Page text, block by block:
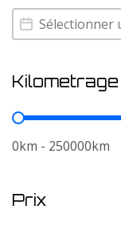
Annee
Annee
Kilometrage
Kilometrage
0km - 250000km
Prix